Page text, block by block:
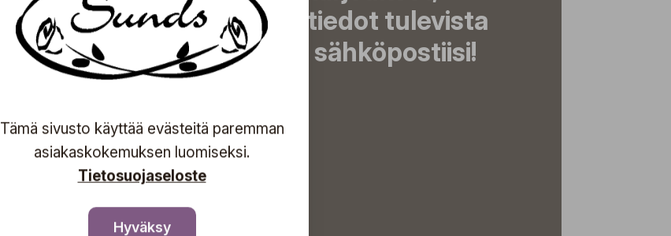
inspiroivat vinkit sekä tiedot tulevista
tapahtumista suoraan sähköpostiisi!
Tilaa
Tämä sivusto käyttää evästeitä paremman
asiakaskokemuksen luomiseksi.
Tietosuojaseloste
Hyväksy